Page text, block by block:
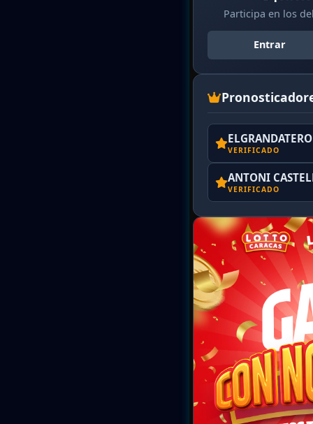
Participa en los
Entrar
VERIFICADO
ANTONI
VERIFICADO